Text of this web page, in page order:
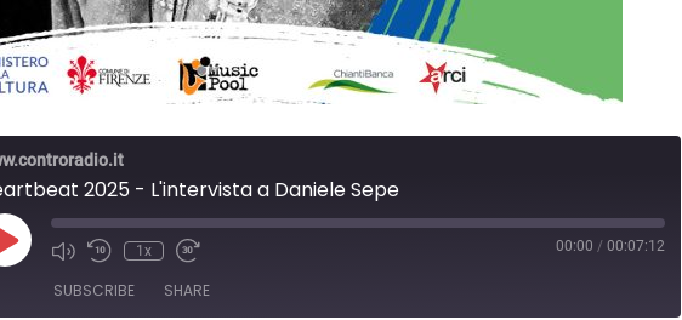
2025 - L'intervista a Daniele Sepe
Play
Episode
1x 00:00 / 00:07:12
SUBSCRIBE SHARE